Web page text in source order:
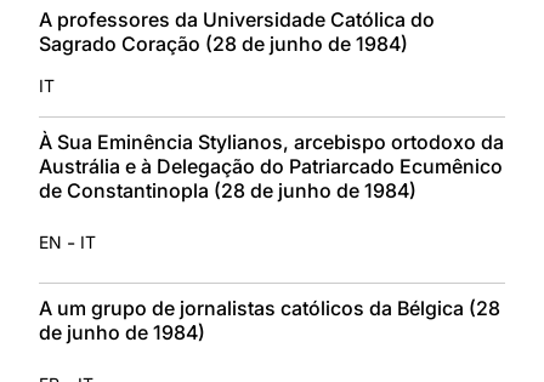
A professores da Universidade Católica do
Sagrado Coração (28 de junho de 1984)
IT
À Sua Eminência Stylianos, arcebispo ortodoxo da
Austrália e à Delegação do Patriarcado Ecumênico
de Constantinopla (28 de junho de 1984)
EN - IT
A um grupo de jornalistas católicos da Bélgica (28
de junho de 1984)